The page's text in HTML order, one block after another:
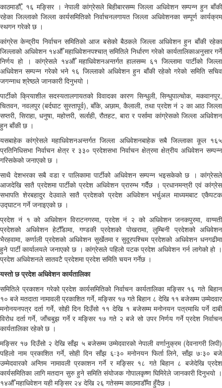
काठमाडौँ, १६ मङ्सिर । नेपाली कांग्रेसले बिहीबारसम्म जिल्ला अधिवेशन सम्पन्न हुन बाँकी
रहेका जिल्लाको जिल्ला कार्यसमितिको निर्वाचनलगायत जिल्ला अधिवेशनका सम्पूर्ण कार्यक्रम
स्थगन गरेको छ ।
कांग्रेस केन्द्रीय निर्वाचन समितिको आज बसेको बैठकले जिल्ला अधिवेशन हुन बाँकी रहेका
जिल्लाको अधिवेशन १४औँ महाधिवेशनपश्चात् समितिले निर्धारण गरेको कार्यतालिकाअनुसार गर्ने
निर्णय हो । कांग्रेसले १४औँ महाधिवेशनअन्तर्गत हालसम्म ६१ जिल्लामा पार्टीको जिल्ला
अधिवेशन सम्पन्न गरेको भने १६ जिल्लाको अधिवेशन हुन बाँकी रहेको गरेको समिति सचिव
जगन्नाथ श्रेष्ठले जानकारी दिनुभयो ।
पार्टीको क्रियाशील सदस्यतालगायतको विवादका कारण सिन्धुली, सिन्धुपाल्चोक, मकवानपुर,
चितवन, नवलपुर (बर्दघाट सुस्तापूर्व), बाँके, अछाम, कैलाली, तथा प्रदेश नं २ का आठ जिल्ला
सप्तरी, सिराहा, धनुषा, महोत्तरी, सर्लाही, रौतहट, बारा र पर्सामा कांग्रेसको जिल्ला अधिवेशन
हुन बाँकी छ ।
यसबाहेक कांग्रेसले महाधिवेशनअन्तर्गत जिल्ला अधिवेशनबाहेक सबै जिल्लाका कूल १६५
प्रतिनिधिसभा निर्वाचन क्षेत्र र ३३० प्रदेशसभा निर्वाचन क्षेत्रमा क्षेत्रीय अधिवेशन सम्पन्न
गरिसकेको जनाएको छ ।
साथै देशभरका सबै वडा र पालिकामा पार्टीको अधिवेशन सम्पन्न भइसकेको छ । कांग्रेसले
आजदेखि सातै प्रदेशमा पार्टीको प्रदेश अधिवेशन प्रारम्भ गर्दैछ । प्रधानमन्त्री एवं कांग्रेस
सभापति शेरबहादुर देउवाले सातै प्रदेशको प्रदेश अधिवेशन भर्चुअल माध्यमबाट एकैपटक
उद्घाटन गर्ने जनाइएको छ ।
प्रदेश नं १ को अधिवेशन विराटनगरमा, प्रदेश नं २ को अधिवेशन जनकपुरमा, वाग्मती
प्रदेशको अधिवेशन हेटौँडामा, गण्डकी प्रदेशको पोखरामा, लुम्बिनी प्रदेशको अधिवेशन
भैरहवामा, कर्णाली प्रदेशको अधिवेशन सुर्खेतमा र सुदूरपश्चिम प्रदेशको अधिवेशन धनगढीमा
हुने पार्टी कार्यालयले जनाएको छ । कांग्रेसले पहिलो पटक प्रदेश अधिवेशन गर्न लागेको हो ।
प्रदेश अधिवेशनले सातवटै प्रदेशमा प्रदेश समिति चयन गर्नेछ ।
यस्तो छ प्रदेश अधिवेशन कार्यतालिका
समितिले प्रकाशन गरेको प्रदेश कार्यसमितिको निर्वाचन कार्यतालिका मङ्सिर १६ गते बिहान
१० बजे मतदाता नामावली प्रकाशित गर्ने, मङ्सिर १७ गते बिहान ८ देखि ११ बजेसम्म उम्मेदवार
मनोनयनपत्र दर्ता गर्ने, सोही दिन दिउँसो ११ देखि १ बजेसम्म मनोनयन पत्रमाथि पर्ने दाबी
विरोध दर्ता गर्ने, जाँचबुझ गर्ने र मङ्सिर १७ गते २ बजे सो उपर निर्णय गर्ने प्रदेश निर्वाचन
कार्यतालिका रहेको छ ।
मङ्सिर १७ दिउँसो २ देखि साँझ ५ बजेसम्म उम्मेदवारको नेपाली वर्णानुक्रम (देवनागरी लिपी)
पहिलो नाम प्रकाशित गर्ने, सोही दिन साँझ ६ः३० मनोनयन फिर्ता लिने, साँझ ७ः३० बजे
उम्मेदवारको अन्तिम नामावली प्रकाशन गर्ने र मङ्सिर १८ गते बिहान ८ बजेदेखि प्रदेश
कार्यसमितिका लागि मतदान सुरु हुने समिति संयोजक गोपालकृष्ण घिमिरेले जानकारी दिनुभयो ।
१४औँ महाधिवेशन यही मङ्सिर २४ देखि २६ गतेसम्म काठमाडौँमा हुँदैछ ।